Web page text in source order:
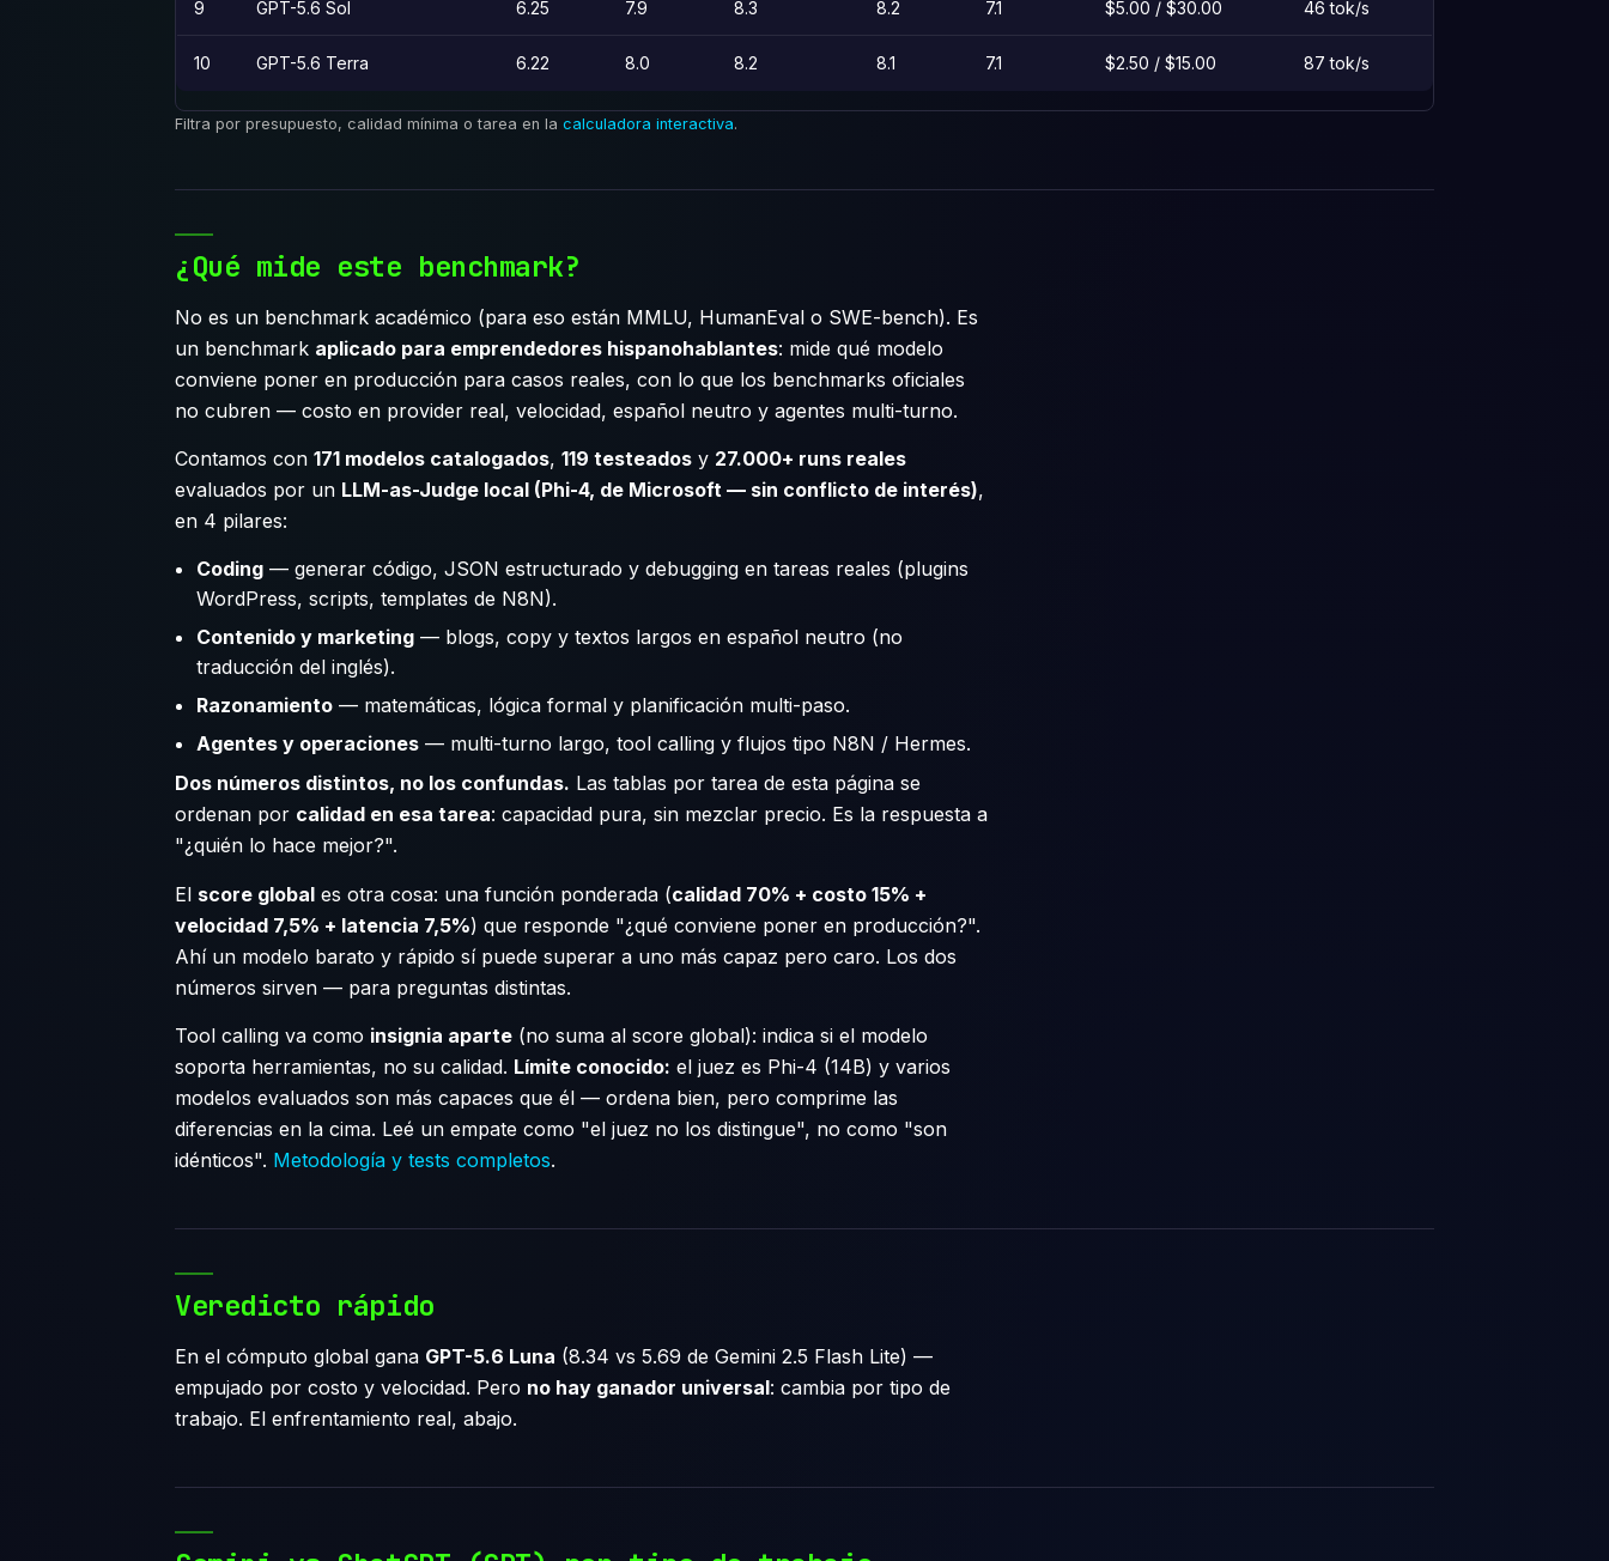
9 GPT-5.6 Sol 6.25 7.9 8.3 8.2 7.1 $5.00 / $30.00 46 tok/s
10 GPT-5.6 Terra 6.22 8.0 8.2 8.1 7.1 $2.50 / $15.00 87 tok/s
Filtra por presupuesto, calidad mínima o tarea en la calculadora interactiva.
¿Qué mide este benchmark?
No es un benchmark académico (para eso están MMLU, HumanEval o SWE-bench). Es
un benchmark aplicado para emprendedores hispanohablantes: mide qué modelo
conviene poner en producción para casos reales, con lo que los benchmarks oficiales
no cubren — costo en provider real, velocidad, español neutro y agentes multi-turno.
Contamos con 171 modelos catalogados, 119 testeados y 27.000+ runs reales
evaluados por un LLM-as-Judge local (Phi-4, de Microsoft — sin conflicto de interés),
en 4 pilares:
Coding — generar código, JSON estructurado y debugging en tareas reales (plugins
WordPress, scripts, templates de N8N).
Contenido y marketing — blogs, copy y textos largos en español neutro (no
traducción del inglés).
Razonamiento — matemáticas, lógica formal y planificación multi-paso.
Agentes y operaciones — multi-turno largo, tool calling y flujos tipo N8N / Hermes.
Dos números distintos, no los confundas. Las tablas por tarea de esta página se
ordenan por calidad en esa tarea: capacidad pura, sin mezclar precio. Es la respuesta a
"¿quién lo hace mejor?".
El score global es otra cosa: una función ponderada (calidad 70% + costo 15% +
velocidad 7,5% + latencia 7,5%) que responde "¿qué conviene poner en producción?".
Ahí un modelo barato y rápido sí puede superar a uno más capaz pero caro. Los dos
números sirven — para preguntas distintas.
Tool calling va como insignia aparte (no suma al score global): indica si el modelo
soporta herramientas, no su calidad. Límite conocido: el juez es Phi-4 (14B) y varios
modelos evaluados son más capaces que él — ordena bien, pero comprime las
diferencias en la cima. Leé un empate como "el juez no los distingue", no como "son
idénticos". Metodología y tests completos.
Veredicto rápido
En el cómputo global gana GPT-5.6 Luna (8.34 vs 5.69 de Gemini 2.5 Flash Lite) —
empujado por costo y velocidad. Pero no hay ganador universal: cambia por tipo de
trabajo. El enfrentamiento real, abajo.